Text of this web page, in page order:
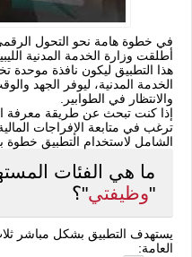
في خطوة هامة نحو التحول الرقمي
أطلقت وزارة الخدمة المدنية
هذا التطبيق ليكون نافذة موحدة
الخدمة المدنية، ليوفر الجهد
والانتظار في الطوابير.
إذا كنت تبحث عن طريقة معرفة
ترغب في متابعة الإفراجات
الشامل لاستخدام التطبيق خطوة
ما هي الفئات
"وظيفتي"؟
يستهدف التطبيق بشكل مباشر
العامة: